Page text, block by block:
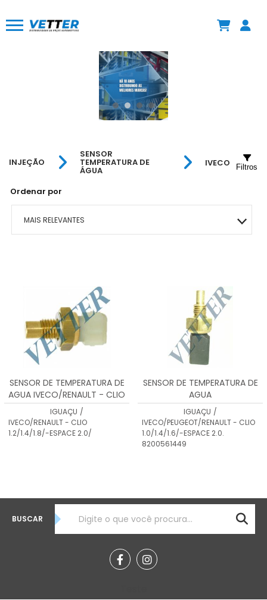
INJEÇÃO
SENSOR
TEMPERATURA DE
ÁGUA
IVECO
Ordenar por
MAIS RELEVANTES
MAIOR PREÇO
A - Z
Filtros
SENSOR DE TEMPERATURA DE
AGUA IVECO/RENAULT - CLIO
1.2/1.4/1.8/-ESPACE 2.0/
IGUAÇU /
IVECO/RENAULT - CLIO
1.2/1.4/1.8/-ESPACE 2.0/
SENSOR DE TEMPERATURA DE
AGUA
IVECO/PEUGEOT/RENAULT -
CLIO 1.0/1.4/1.6/-ESPACE 2.0.
8200561449
IGUAÇU /
IVECO/PEUGEOT/RENAULT - CLIO
1.0/1.4/1.6/-ESPACE 2.0.
8200561449
BUSCAR